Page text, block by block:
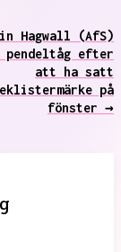
Hagwall (AfS)
pendeltåg efter
att ha satt
på
fönster →